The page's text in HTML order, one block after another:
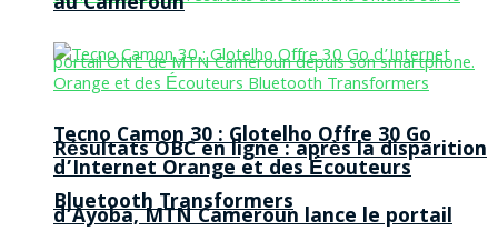
Résultats OBC en ligne : après la disparition
d’Ayoba, MTN Cameroun lance le portail
Tecno Camon 30 : Glotelho Offre 30 Go
d’Internet Orange et des Écouteurs
Bluetooth Transformers